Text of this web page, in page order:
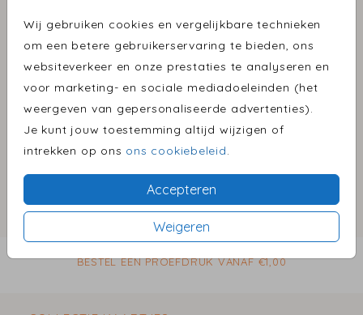
Wij gebruiken cookies en vergelijkbare technieken
om een betere gebruikerservaring te bieden, ons
websiteverkeer en onze prestaties te analyseren en
voor marketing- en sociale mediadoeleinden (het
weergeven van gepersonaliseerde advertenties).
Je kunt jouw toestemming altijd wijzigen of
intrekken op ons ons cookiebeleid.
Accepteren
Weigeren
Blauwgrijs 14 x 14
Aantal x 1 Prijs:€ 0,45
per 1
BESTEL EEN PROEFDRUK VANAF €1,00